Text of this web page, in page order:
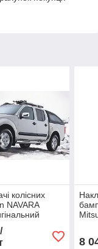
колісних
NAVARA
8